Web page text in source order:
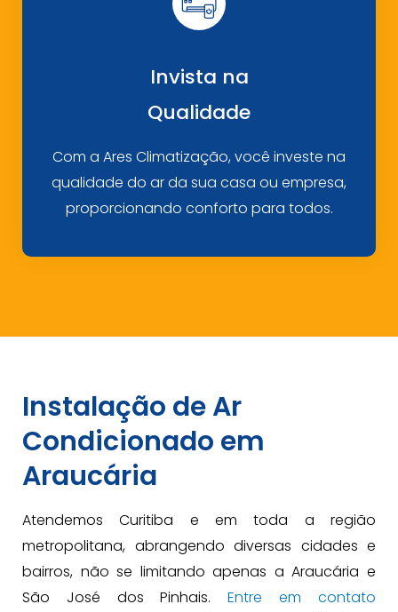
Invista na
Qualidade
Com a Ares Climatização, você investe na
qualidade do ar da sua casa ou empresa,
proporcionando conforto para todos.
Instalação de Ar
Condicionado em
Araucária
Atendemos Curitiba e em toda a região
metropolitana, abrangendo diversas cidades e
bairros, não se limitando apenas a Araucária e
São José dos Pinhais.Entre em contato